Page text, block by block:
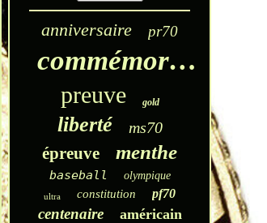
anniversaire pr70
commémoratif
preuve gold
liberté ms70
épreuve menthe
baseball olympique
ultra constitution pf70
centenaire américain